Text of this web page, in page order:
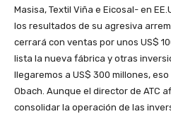
Masisa, Textil Viña e Eicosal- en
los resultados de su agresiva
cerrará con ventas por unos US$
lista la nueva fábrica y otras
llegaremos a US$ 300 millones,
Obach. Aunque el director de ATC
consolidar la operación de las